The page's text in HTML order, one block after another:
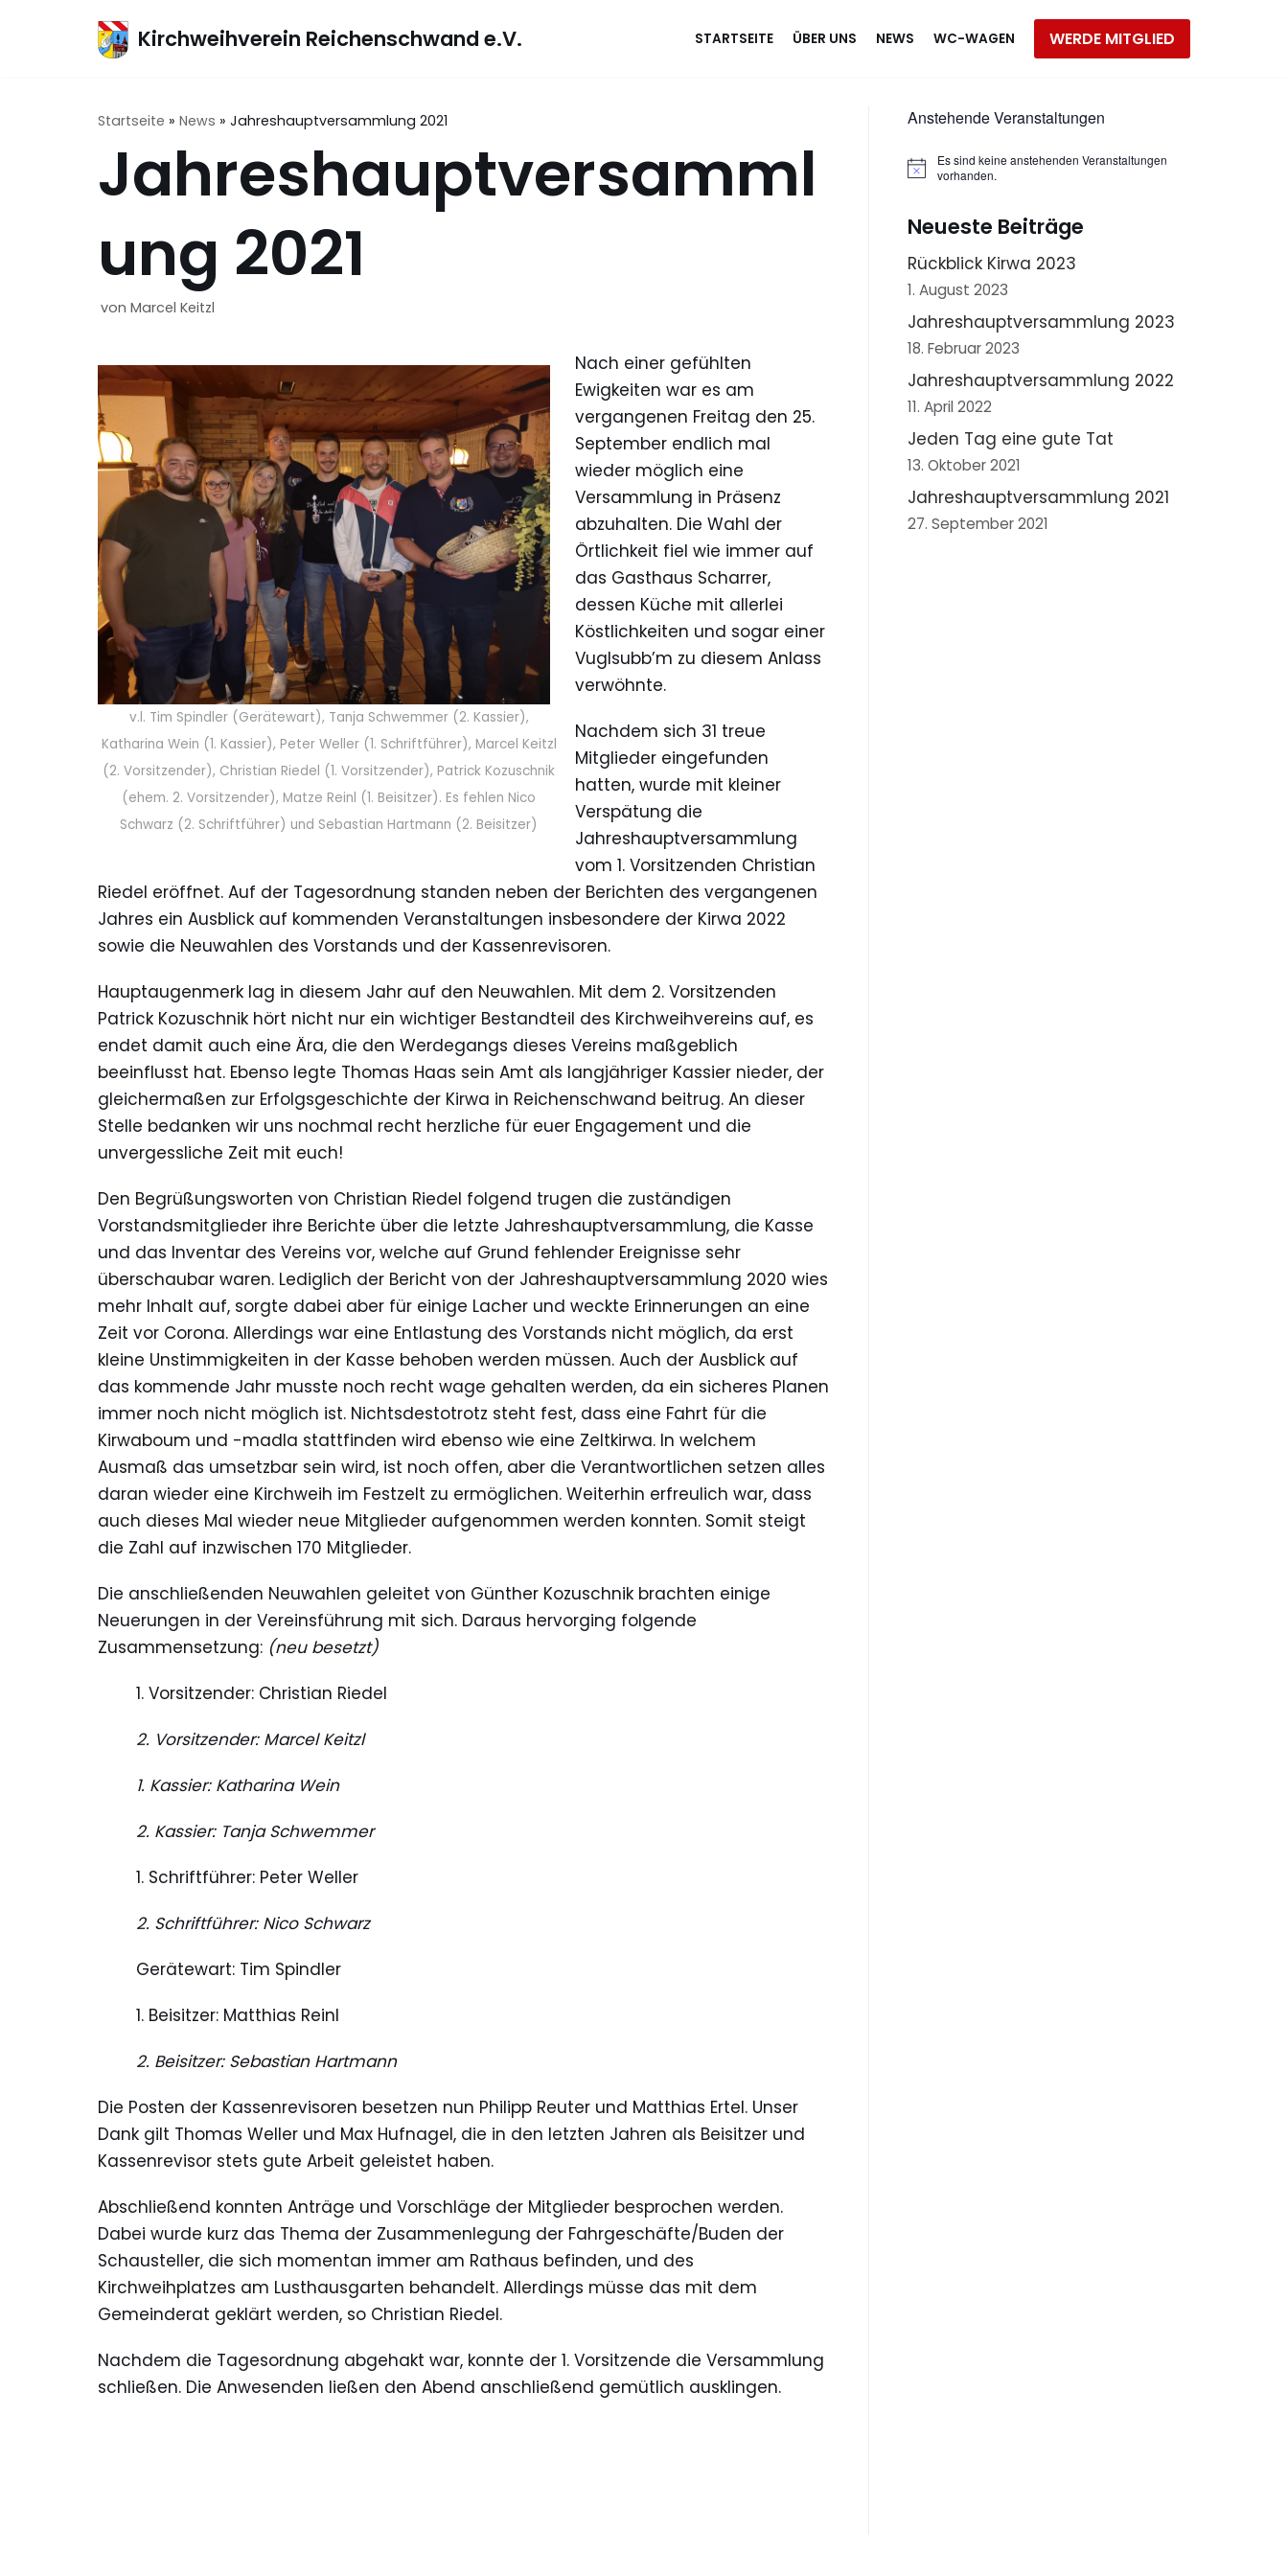
Kirchweihverein Reichenschwand e.V. STARTSEITE ÜBER UNS NEWS WC-WAGEN WERDE MITGLIED
Startseite » News » Jahreshauptversammlung 2021
Jahreshauptversamml
ung 2021
von Marcel Keitzl
v.l. Tim Spindler (Gerätewart), Tanja Schwemmer (2. Kassier),
Katharina Wein (1. Kassier), Peter Weller (1. Schriftführer), Marcel Keitzl
(2. Vorsitzender), Christian Riedel (1. Vorsitzender), Patrick Kozuschnik
(ehem. 2. Vorsitzender), Matze Reinl (1. Beisitzer). Es fehlen Nico
Schwarz (2. Schriftführer) und Sebastian Hartmann (2. Beisitzer)
Nach einer gefühlten
Ewigkeiten war es am
vergangenen Freitag den 25.
September endlich mal
wieder möglich eine
Versammlung in Präsenz
abzuhalten. Die Wahl der
Örtlichkeit fiel wie immer auf
das Gasthaus Scharrer,
dessen Küche mit allerlei
Köstlichkeiten und sogar einer
Vuglsubb’m zu diesem Anlass
verwöhnte.
Nachdem sich 31 treue
Mitglieder eingefunden
hatten, wurde mit kleiner
Verspätung die
Jahreshauptversammlung
vom 1. Vorsitzenden Christian
Riedel eröffnet. Auf der Tagesordnung standen neben der Berichten des vergangenen
Jahres ein Ausblick auf kommenden Veranstaltungen insbesondere der Kirwa 2022
sowie die Neuwahlen des Vorstands und der Kassenrevisoren.
Hauptaugenmerk lag in diesem Jahr auf den Neuwahlen. Mit dem 2. Vorsitzenden
Patrick Kozuschnik hört nicht nur ein wichtiger Bestandteil des Kirchweihvereins auf, es
endet damit auch eine Ära, die den Werdegangs dieses Vereins maßgeblich
beeinflusst hat. Ebenso legte Thomas Haas sein Amt als langjähriger Kassier nieder, der
gleichermaßen zur Erfolgsgeschichte der Kirwa in Reichenschwand beitrug. An dieser
Stelle bedanken wir uns nochmal recht herzliche für euer Engagement und die
unvergessliche Zeit mit euch!
Den Begrüßungsworten von Christian Riedel folgend trugen die zuständigen
Vorstandsmitglieder ihre Berichte über die letzte Jahreshauptversammlung, die Kasse
und das Inventar des Vereins vor, welche auf Grund fehlender Ereignisse sehr
überschaubar waren. Lediglich der Bericht von der Jahreshauptversammlung 2020 wies
mehr Inhalt auf, sorgte dabei aber für einige Lacher und weckte Erinnerungen an eine
Zeit vor Corona. Allerdings war eine Entlastung des Vorstands nicht möglich, da erst
kleine Unstimmigkeiten in der Kasse behoben werden müssen. Auch der Ausblick auf
das kommende Jahr musste noch recht wage gehalten werden, da ein sicheres Planen
immer noch nicht möglich ist. Nichtsdestotrotz steht fest, dass eine Fahrt für die
Kirwaboum und -madla stattfinden wird ebenso wie eine Zeltkirwa. In welchem
Ausmaß das umsetzbar sein wird, ist noch offen, aber die Verantwortlichen setzen alles
daran wieder eine Kirchweih im Festzelt zu ermöglichen. Weiterhin erfreulich war, dass
auch dieses Mal wieder neue Mitglieder aufgenommen werden konnten. Somit steigt
die Zahl auf inzwischen 170 Mitglieder.
Die anschließenden Neuwahlen geleitet von Günther Kozuschnik brachten einige
Neuerungen in der Vereinsführung mit sich. Daraus hervorging folgende
Zusammensetzung: (neu besetzt)
1. Vorsitzender: Christian Riedel
2. Vorsitzender: Marcel Keitzl
1. Kassier: Katharina Wein
2. Kassier: Tanja Schwemmer
1. Schriftführer: Peter Weller
2. Schriftführer: Nico Schwarz
Gerätewart: Tim Spindler
1. Beisitzer: Matthias Reinl
2. Beisitzer: Sebastian Hartmann
Die Posten der Kassenrevisoren besetzen nun Philipp Reuter und Matthias Ertel. Unser
Dank gilt Thomas Weller und Max Hufnagel, die in den letzten Jahren als Beisitzer und
Kassenrevisor stets gute Arbeit geleistet haben.
Abschließend konnten Anträge und Vorschläge der Mitglieder besprochen werden.
Dabei wurde kurz das Thema der Zusammenlegung der Fahrgeschäfte/Buden der
Schausteller, die sich momentan immer am Rathaus befinden, und des
Kirchweihplatzes am Lusthausgarten behandelt. Allerdings müsse das mit dem
Gemeinderat geklärt werden, so Christian Riedel.
Nachdem die Tagesordnung abgehakt war, konnte der 1. Vorsitzende die Versammlung
schließen. Die Anwesenden ließen den Abend anschließend gemütlich ausklingen.
Anstehende Veranstaltungen
Hinweis
Es sind keine anstehenden Veranstaltungen
vorhanden.
Neueste Beiträge
Rückblick Kirwa 2023
1. August 2023
Jahreshauptversammlung 2023
18. Februar 2023
Jahreshauptversammlung 2022
11. April 2022
Jeden Tag eine gute Tat
13. Oktober 2021
Jahreshauptversammlung 2021
27. September 2021